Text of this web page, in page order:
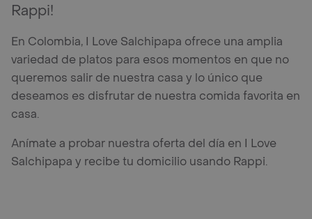
Rappi!
En Colombia, I Love Salchipapa ofrece una amplia
variedad de platos para esos momentos en que no
queremos salir de nuestra casa y lo único que
deseamos es disfrutar de nuestra comida favorita en
casa.
Anímate a probar nuestra oferta del día en I Love
Salchipapa y recibe tu domicilio usando Rappi.